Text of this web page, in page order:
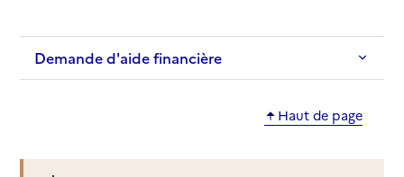
Demande d'aide financière
Haut de page